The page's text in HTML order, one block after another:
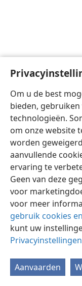
Om u de best
bieden,
technologieën.
om onze website
worden
aanvullende
ervaring te
Geen van deze
voor
voor meer
gebruik cookies
kunt uw
Privacyinstellingen
Aanvaarden
Copyright © 2026